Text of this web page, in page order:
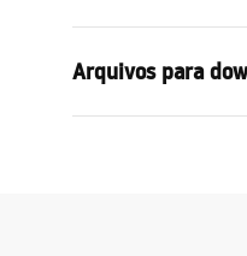
Tipo de lâmpada
Comprimento (mm)
Arquivos para